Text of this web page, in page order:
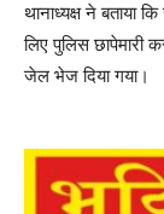
थानाध्यक्ष ने बताया
लिए पुलिस छापेमारी
जेल भेज दिया गया।